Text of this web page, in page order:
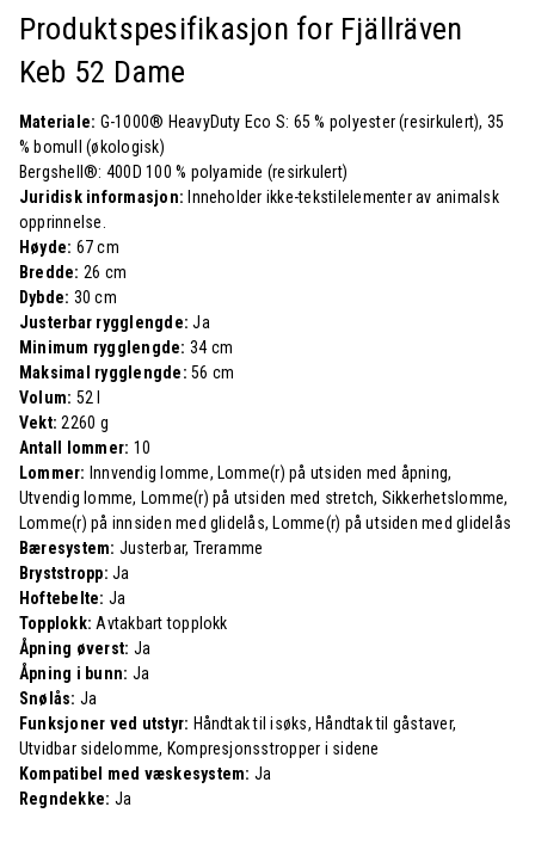
Produktspesifikasjon for Fjällräven
Keb 52 Dame
Materiale: G-1000® HeavyDuty Eco S: 65 % polyester (resirkulert), 35
% bomull (økologisk)
Bergshell®: 400D 100 % polyamide (resirkulert)
Juridisk informasjon: Inneholder ikke-tekstilelementer av animalsk
opprinnelse.
Høyde: 67 cm
Bredde: 26 cm
Dybde: 30 cm
Justerbar rygglengde:Ja
Minimum rygglengde: 34 cm
Maksimal rygglengde:56 cm
Volum: 52 l
Vekt:2260 g
Antall lommer: 10
Lommer: Innvendig lomme, Lomme(r) på utsiden med åpning,
Utvendig lomme, Lomme(r) på utsiden med stretch, Sikkerhetslomme,
Lomme(r) på innsiden med glidelås, Lomme(r) på utsiden med glidelås
Bæresystem: Justerbar, Treramme
Bryststropp:Ja
Hoftebelte: Ja
Topplokk: Avtakbart topplokk
Åpning øverst: Ja
Åpning i bunn: Ja
Snølås: Ja
Funksjoner ved utstyr: Håndtak til isøks, Håndtak til gåstaver,
Utvidbar sidelomme, Kompresjonsstropper i sidene
Kompatibel med væskesystem: Ja
Regndekke: Ja